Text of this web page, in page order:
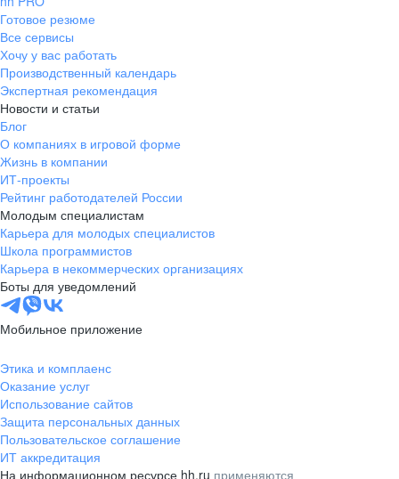
Готовое резюме
Все сервисы
Хочу у вас работать
Производственный календарь
Экспертная рекомендация
Новости и статьи
Блог
О компаниях в игровой форме
Жизнь в компании
ИТ-проекты
Рейтинг работодателей России
Молодым специалистам
Карьера для молодых специалистов
Школа программистов
Карьера в некоммерческих организациях
Боты для уведомлений
Мобильное приложение
Этика и комплаенс
Оказание услуг
Использование сайтов
Защита персональных данных
Пользовательское соглашение
ИТ аккредитация
На информационном ресурсе hh.ru применяются